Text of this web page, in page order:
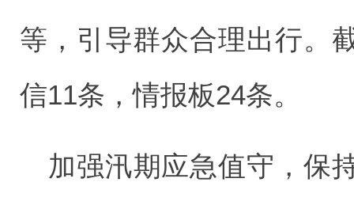
等，引导群众合理出行。
信11条，情报板24条。
加强汛期应急值守，保